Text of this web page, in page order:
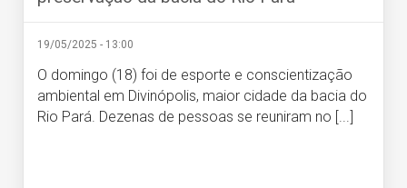
19/05/2025 - 13:00
O domingo (18) foi de esporte e conscientização
ambiental em Divinópolis, maior cidade da bacia do
Rio Pará. Dezenas de pessoas se reuniram no [...]